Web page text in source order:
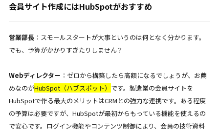
会員サイト作成にはHubSpotがおすすめ
営業部長 ：スモールスタートが大事というのは何となく分かります。
でも、予算がかかりすぎたりしません？
Webディレクター ：ゼロから構築したら高額になるでしょうが、お薦
めなのがHubSpot（ハブスポット） です。製造業の会員サイトを
HubSpotで作る最大のメリットはCRMとの強力な連携です。ある程度
の予算は必要ですが、HubSpotが最初からもっている機能を使えるの
で安心です。ログイン機能やコンテンツ制御により、会員の技術資料